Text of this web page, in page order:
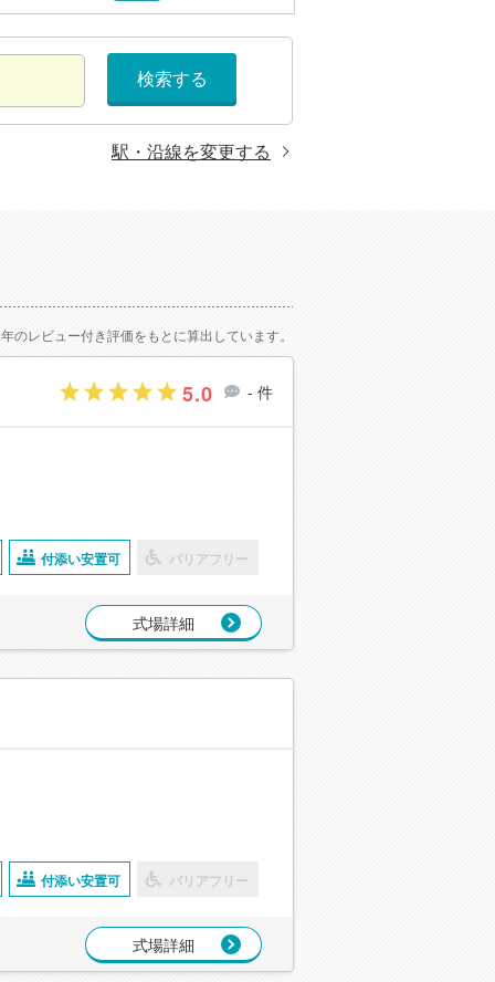
検索する
駅・沿線を変更する
のレビュー付き評価をもとに算出しています。
5.0 - 件
付添い安置可 バリアフリー
式場詳細
付添い安置可 バリアフリー
式場詳細